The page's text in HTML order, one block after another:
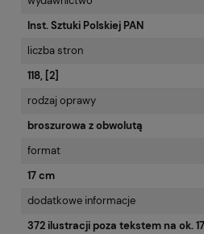
Inst. Sztuki Polskiej PAN
liczba stron
118, [2]
rodzaj oprawy
broszurowa z obwolutą
format
17 cm
dodatkowe informacje
372 ilustracji poza tekstem na ok.